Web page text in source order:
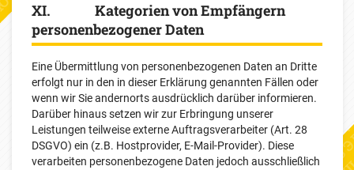
XI. Kategorien von Empfängern
personenbezogener Daten
Eine Übermittlung von personenbezogenen Daten an Dritte
erfolgt nur in den in dieser Erklärung genannten Fällen oder
wenn wir Sie andernorts ausdrücklich darüber informieren.
Darüber hinaus setzen wir zur Erbringung unserer
Leistungen teilweise externe Auftragsverarbeiter (Art. 28
DSGVO) ein (z.B. Hostprovider, E-Mail-Provider). Diese
verarbeiten personenbezogene Daten jedoch ausschließlich